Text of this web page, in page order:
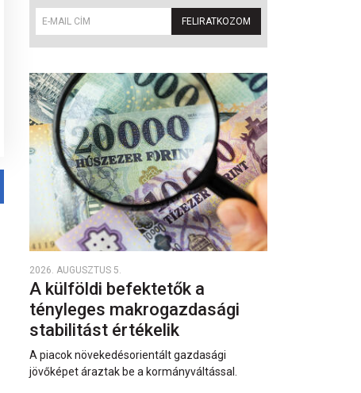
FELIRATKOZOM
2026. AUGUSZTUS 5.
A külföldi befektetők a
tényleges makrogazdasági
stabilitást értékelik
A piacok növekedésorientált gazdasági
jövőképet áraztak be a kormányváltással.